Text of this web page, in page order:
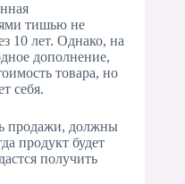
тишью не
10 лет. Однако, на
дополнение,
товара, но
себя.
продажи, должны
продукт будет
получить